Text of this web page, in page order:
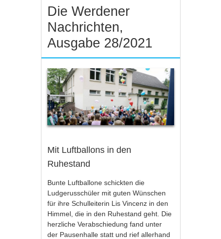
Die Werdener
Nachrichten,
Ausgabe 28/2021
Mit Luftballons in den
Ruhestand
Bunte Luftballone schickten die
Ludgerusschüler mit guten Wünschen
für ihre Schulleiterin Lis Vincenz in den
Himmel, die in den Ruhestand geht. Die
herzliche Verabschiedung fand unter
der Pausenhalle statt und rief allerhand